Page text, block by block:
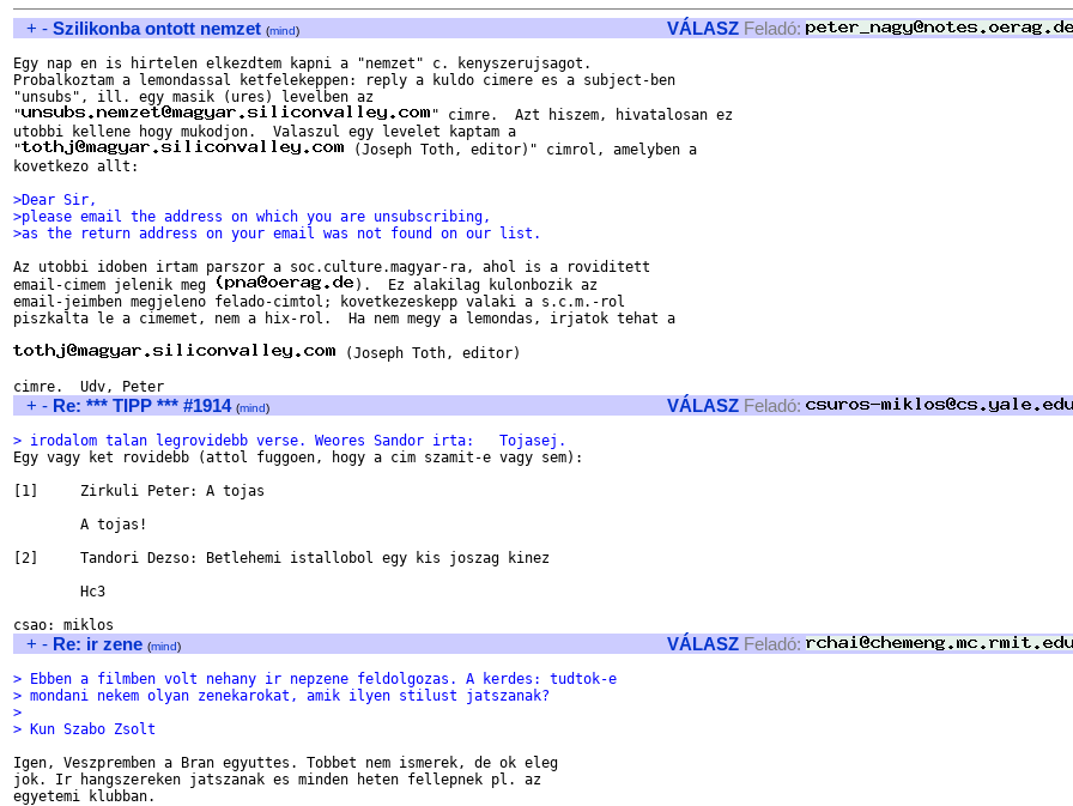
+ - Szilikonba ontott nemzet (mind) VÁLASZ Feladó:
Egy nap en is hirtelen elkezdtem kapni a "nemzet" c. kenyszerujsagot.
Probalkoztam a lemondassal ketfelekeppen: reply a kuldo cimere es a subject-ben
"unsubs", ill. egy masik (ures) levelben az
"
" cimre.  Azt hiszem, hivatalosan ez
utobbi kellene hogy mukodjon.  Valaszul egy levelet kaptam a
"
(Joseph Toth, editor)" cimrol, amelyben a
kovetkezo allt:
>Dear Sir,
>please email the address on which you are unsubscribing,
>as the return address on your email was not found on our list.
Az utobbi idoben irtam parszor a soc.culture.magyar-ra, ahol is a roviditett
email-cimem jelenik meg
).  Ez alakilag kulonbozik az
email-jeimben megjeleno felado-cimtol; kovetkezeskepp valaki a s.c.m.-rol
piszkalta le a cimemet, nem a hix-rol.  Ha nem megy a lemondas, irjatok tehat a
(Joseph Toth, editor)
+ - Re: *** TIPP *** #1914 (mind) VÁLASZ Feladó:
> irodalom talan legrovidebb verse. Weores Sandor irta:   Tojasej.
Egy vagy ket rovidebb (attol fuggoen, hogy a cim szamit-e vagy sem):
[1] 	Zirkuli Peter: A tojas
[2]	Tandori Dezso: Betlehemi istallobol egy kis joszag kinez
+ - Re: ir zene (mind) VÁLASZ Feladó:
> Ebben a filmben volt nehany ir nepzene feldolgozas. A kerdes: tudtok-e
> mondani nekem olyan zenekarokat, amik ilyen stilust jatszanak?
>
> Kun Szabo Zsolt
Igen, Veszpremben a Bran egyuttes. Tobbet nem ismerek, de ok eleg
jok. Ir hangszereken jatszanak es minden heten fellepnek pl. az
egyetemi klubban.